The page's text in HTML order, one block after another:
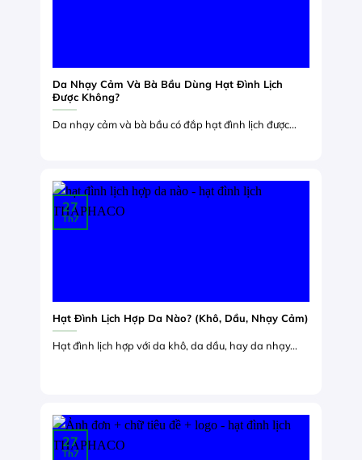
Da Nhạy Cảm Và Bà Bầu Dùng Hạt Đình Lịch
Được Không?
Da nhạy cảm và bà bầu có đắp hạt đình lịch được...
Hạt Đình Lịch Hợp Da Nào? (Khô, Dầu, Nhạy Cảm)
Hạt đình lịch hợp với da khô, da dầu, hay da nhạy...
27
Th7
27
Th7